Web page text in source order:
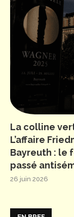
La colline
L’affaire
Bayreuth : le
passé
26 juin 2026